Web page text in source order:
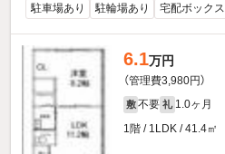
駐車場あり 駐輪場あり 宅配ボックス
6.1万円
（管理費3,980円）
敷 不要 礼 1.0ヶ月
1階 / 1LDK / 41.4㎡